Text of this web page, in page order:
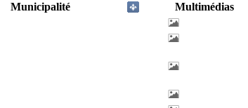
Municipalité
Multimédias